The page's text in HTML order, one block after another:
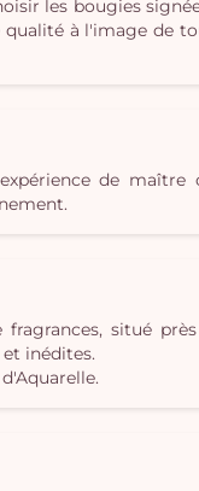
les bougies
à l'image de
de maître
situé
inédites.